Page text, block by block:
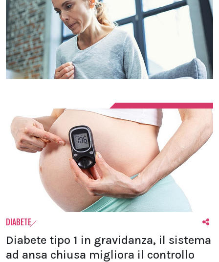
DIABETE
Diabete tipo 1 in gravidanza, il sistema
ad ansa chiusa migliora il controllo